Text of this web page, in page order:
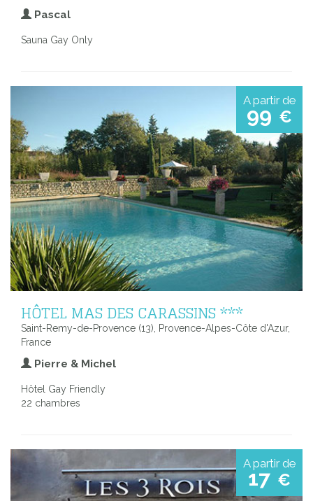
Pascal
Sauna Gay Only
A partir de
99 €
HÔTEL MAS DES CARASSINS ***
Saint-Remy-de-Provence (13), Provence-Alpes-Côte d'Azur,
France
Pierre & Michel
Hôtel Gay Friendly
22 chambres
A partir de
17 €